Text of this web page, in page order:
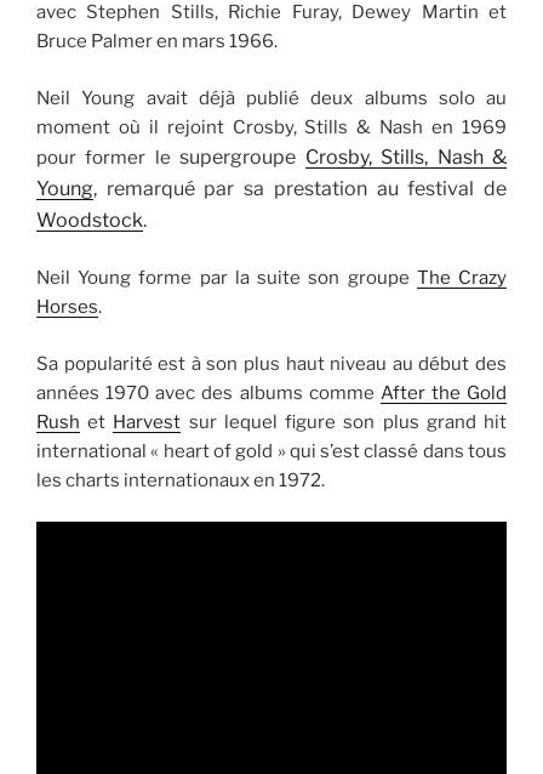
avec Stephen Stills, Richie Furay, Dewey Martin et
Bruce Palmer en mars 1966.
Neil Young avait déjà publié deux albums solo au
moment où il rejoint Crosby, Stills & Nash en 1969
pour former le supergroupe Crosby, Stills, Nash &
Young, remarqué par sa prestation au festival de
Woodstock.
Neil Young forme par la suite son groupe The Crazy
Horses.
Sa popularité est à son plus haut niveau au début des
années 1970 avec des albums comme After the Gold
Rush et Harvest sur lequel figure son plus grand hit
international « heart of gold » qui s’est classé dans tous
les charts internationaux en 1972.